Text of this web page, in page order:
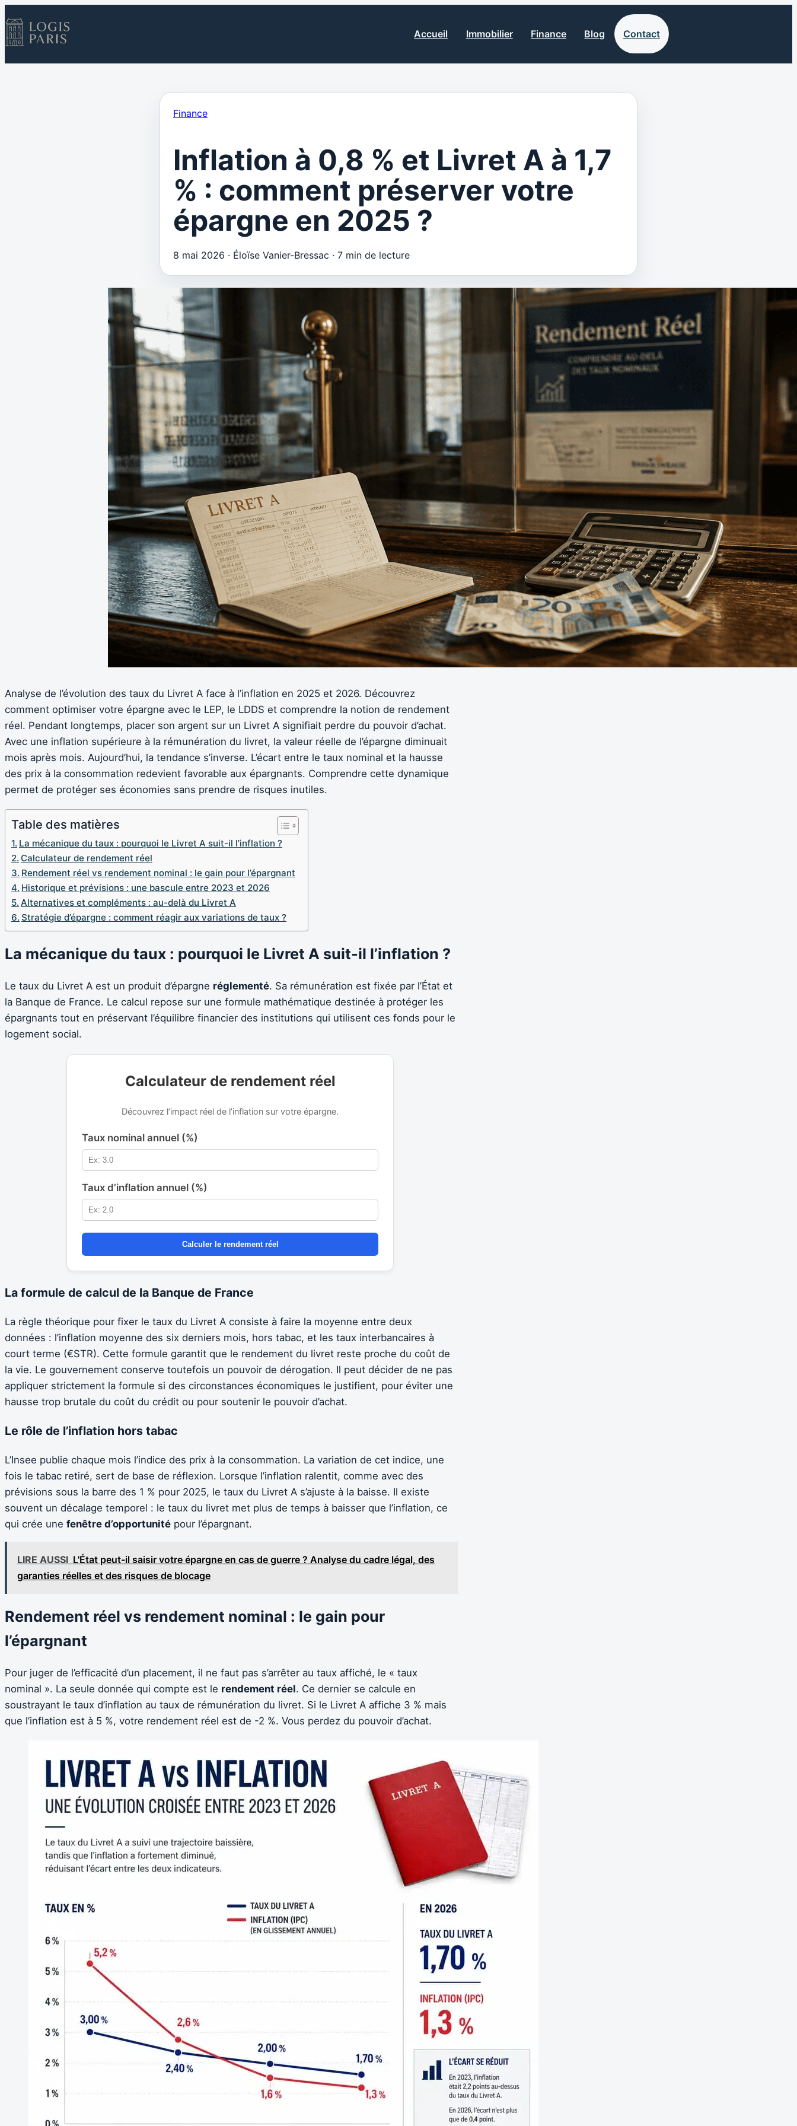
Accueil Immobilier Finance Blog Contact
Finance
Inflation à 0,8 % et Livret A à 1,7
% : comment préserver votre
épargne en 2025 ?
8 mai 2026 · Éloïse Vanier-Bressac · 7 min de lecture
Analyse de l’évolution des taux du Livret A face à l’inflation en 2025 et 2026. Découvrez
comment optimiser votre épargne avec le LEP, le LDDS et comprendre la notion de rendement
réel. Pendant longtemps, placer son argent sur un Livret A signifiait perdre du pouvoir d’achat.
Avec une inflation supérieure à la rémunération du livret, la valeur réelle de l’épargne diminuait
mois après mois. Aujourd’hui, la tendance s’inverse. L’écart entre le taux nominal et la hausse
des prix à la consommation redevient favorable aux épargnants. Comprendre cette dynamique
permet de protéger ses économies sans prendre de risques inutiles.
Table des matières
La mécanique du taux : pourquoi le Livret A suit-il l’inflation ?
Calculateur de rendement réel
Rendement réel vs rendement nominal : le gain pour l’épargnant
Historique et prévisions : une bascule entre 2023 et 2026
Alternatives et compléments : au-delà du Livret A
Stratégie d’épargne : comment réagir aux variations de taux ?
La mécanique du taux : pourquoi le Livret A suit-il l’inflation ?
Le taux du Livret A est un produit d’épargne réglementé. Sa rémunération est fixée par l’État et
la Banque de France. Le calcul repose sur une formule mathématique destinée à protéger les
épargnants tout en préservant l’équilibre financier des institutions qui utilisent ces fonds pour le
logement social.
Calculateur de rendement réel
Découvrez l’impact réel de l’inflation sur votre épargne.
Taux nominal annuel (%)
Taux d’inflation annuel (%)
Calculer le rendement réel
La formule de calcul de la Banque de France
La règle théorique pour fixer le taux du Livret A consiste à faire la moyenne entre deux
données : l’inflation moyenne des six derniers mois, hors tabac, et les taux interbancaires à
court terme (€STR). Cette formule garantit que le rendement du livret reste proche du coût de
la vie. Le gouvernement conserve toutefois un pouvoir de dérogation. Il peut décider de ne pas
appliquer strictement la formule si des circonstances économiques le justifient, pour éviter une
hausse trop brutale du coût du crédit ou pour soutenir le pouvoir d’achat.
Le rôle de l’inflation hors tabac
L’Insee publie chaque mois l’indice des prix à la consommation. La variation de cet indice, une
fois le tabac retiré, sert de base de réflexion. Lorsque l’inflation ralentit, comme avec des
prévisions sous la barre des 1 % pour 2025, le taux du Livret A s’ajuste à la baisse. Il existe
souvent un décalage temporel : le taux du livret met plus de temps à baisser que l’inflation, ce
qui crée une fenêtre d’opportunité pour l’épargnant.
LIRE AUSSI L'État peut-il saisir votre épargne en cas de guerre ? Analyse du cadre légal, des
garanties réelles et des risques de blocage
Rendement réel vs rendement nominal : le gain pour
l’épargnant
Pour juger de l’efficacité d’un placement, il ne faut pas s’arrêter au taux affiché, le « taux
nominal ». La seule donnée qui compte est le rendement réel. Ce dernier se calcule en
soustrayant le taux d’inflation au taux de rémunération du livret. Si le Livret A affiche 3 % mais
que l’inflation est à 5 %, votre rendement réel est de -2 %. Vous perdez du pouvoir d’achat.